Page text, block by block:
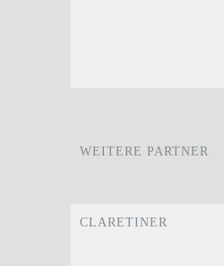
WEITERE PARTNER
CLARETINER